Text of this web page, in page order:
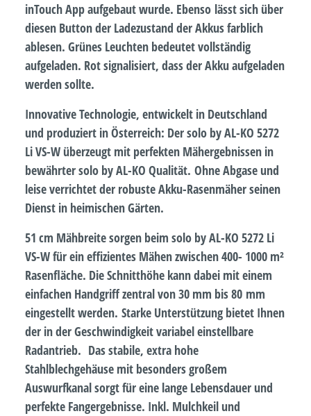
inTouch App aufgebaut wurde. Ebenso lässt sich über
diesen Button der Ladezustand der Akkus farblich
ablesen. Grünes Leuchten bedeutet vollständig
aufgeladen. Rot signalisiert, dass der Akku aufgeladen
werden sollte.
Innovative Technologie, entwickelt in Deutschland
und produziert in Österreich: Der solo by AL-KO 5272
Li VS-W überzeugt mit perfekten Mähergebnissen in
bewährter solo by AL-KO Qualität. Ohne Abgase und
leise verrichtet der robuste Akku-Rasenmäher seinen
Dienst in heimischen Gärten.
51 cm Mähbreite sorgen beim solo by AL-KO 5272 Li
VS-W für ein effizientes Mähen zwischen 400- 1000 m²
Rasenfläche. Die Schnitthöhe kann dabei mit einem
einfachen Handgriff zentral von 30 mm bis 80 mm
eingestellt werden. Starke Unterstützung bietet Ihnen
der in der Geschwindigkeit variabel einstellbare
Radantrieb. Das stabile, extra hohe
Stahlblechgehäuse mit besonders großem
Auswurfkanal sorgt für eine lange Lebensdauer und
perfekte Fangergebnisse. Inkl. Mulchkeil und